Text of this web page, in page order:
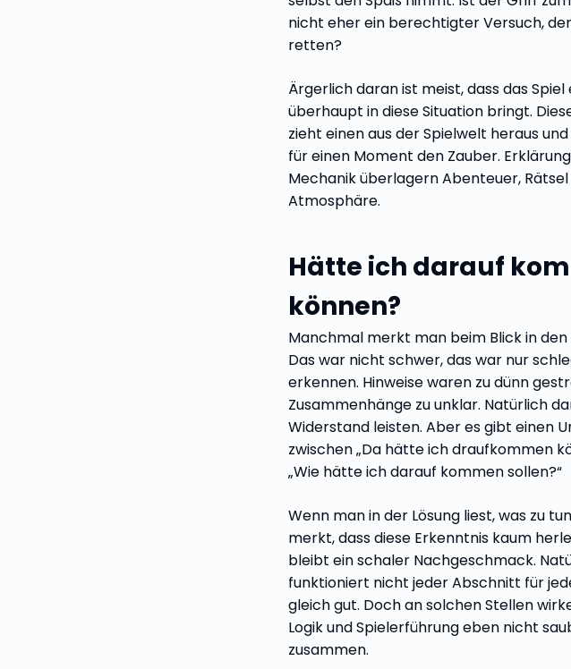
nicht eher ein berechtigter Versuch,
retten?
Ärgerlich daran ist meist, dass das Spiel
überhaupt in diese Situation bringt.
zieht einen aus der Spielwelt heraus
für einen Moment den Zauber.
Mechanik überlagern Abenteuer,
Atmosphäre.
Hätte ich darauf
können?
Manchmal merkt man beim Blick in den
Das war nicht schwer, das war nur
erkennen. Hinweise waren zu dünn
Zusammenhänge zu unklar. Natürlich
Widerstand leisten. Aber es gibt einen
zwischen „Da hätte ich draufkommen
„Wie hätte ich darauf kommen sollen?“
Wenn man in der Lösung liest, was zu
merkt, dass diese Erkenntnis kaum
bleibt ein schaler Nachgeschmack.
funktioniert nicht jeder Abschnitt für
gleich gut. Doch an solchen Stellen
Logik und Spielerführung eben nicht
zusammen.